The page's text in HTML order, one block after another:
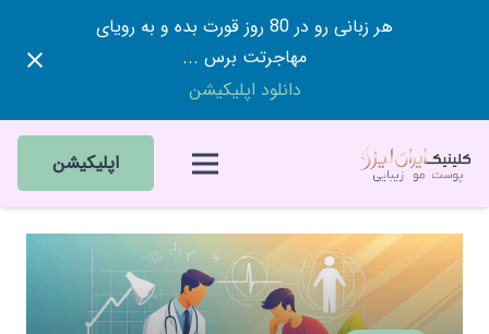
هر زبانی رو در 80 روز قورت بده و به رویای
مهاجرتت برس ...
دانلود اپلیکیشن
اپلیکیشن